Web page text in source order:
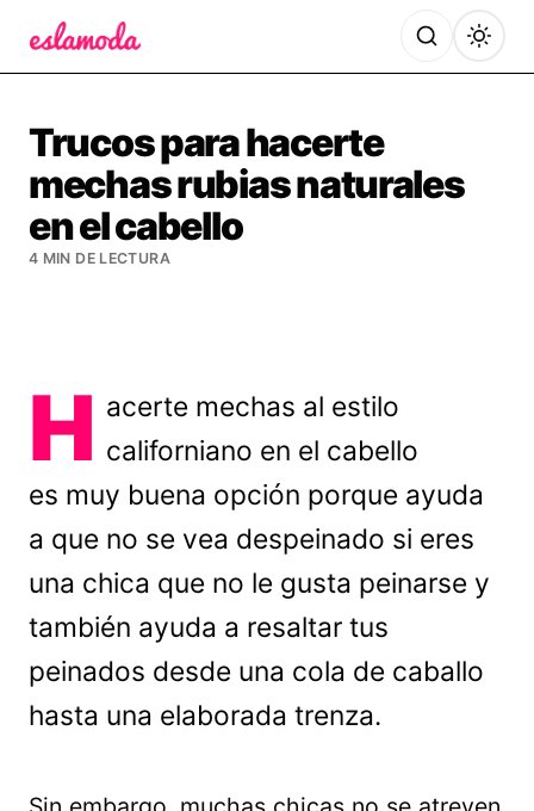
Trucos para hacerte
mechas rubias naturales
en el cabello
4 MIN DE LECTURA
H acerte mechas al estilo
californiano en el cabello
es muy buena opción porque ayuda
a que no se vea despeinado si eres
una chica que no le gusta peinarse y
también ayuda a resaltar tus
peinados desde una cola de caballo
hasta una elaborada trenza.